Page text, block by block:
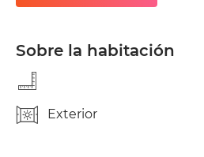
Sobre la habitación
Exterior